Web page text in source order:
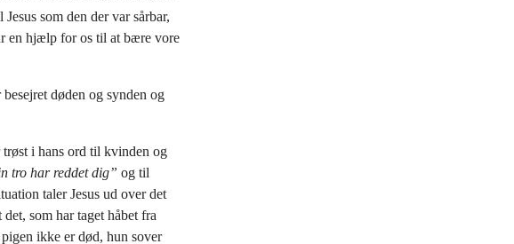
som den der var sårbar,
en hjælp for os til at bære vore
døden og synden og
i hans ord til kvinden og
tro har reddet dig” og til
taler Jesus ud over det
som har taget håbet fra
ikke er død, hun sover